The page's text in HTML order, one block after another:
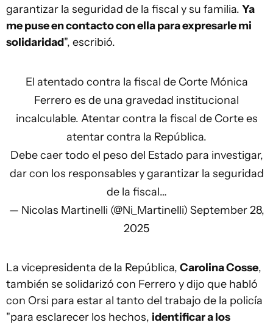
garantizar la seguridad de la fiscal y su familia. Ya
me puse en contacto con ella para expresarle mi
solidaridad", escribió.
El atentado contra la fiscal de Corte Mónica
Ferrero es de una gravedad institucional
incalculable. Atentar contra la fiscal de Corte es
atentar contra la República.
Debe caer todo el peso del Estado para investigar,
dar con los responsables y garantizar la seguridad
de la fiscal…
— Nicolas Martinelli (@Ni_Martinelli) September 28,
2025
La vicepresidenta de la República, Carolina Cosse,
también se solidarizó con Ferrero y dijo que habló
con Orsi para estar al tanto del trabajo de la policía
"para esclarecer los hechos, identificar a los